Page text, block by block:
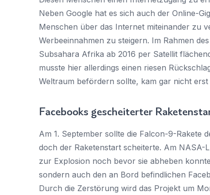
Neben Google hat es sich auch der Online-
Menschen über das Internet miteinander zu
Werbeeinnahmen zu steigern. Im Rahmen
Subsahara Afrika ab 2016 per Satellit
musste hier allerdings einen riesen
Weltraum befördern sollte, kam gar nicht
Facebooks gescheiterter
Am 1. September sollte die Falcon-9-Rakete
doch der Raketenstart scheiterte. Am
zur Explosion noch bevor sie abheben
sondern auch den an Bord befindlichen
Durch die Zerstörung wird das Projekt um